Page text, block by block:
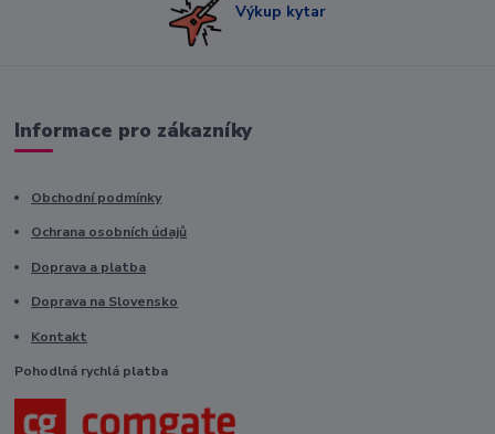
Výkup kytar
Informace pro zákazníky
Obchodní podmínky
Ochrana osobních údajů
Doprava a platba
Doprava na Slovensko
Kontakt
Pohodlná rychlá platba